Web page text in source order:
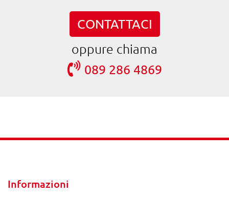
CONTATTACI
oppure chiama
089 286 4869
Informazioni